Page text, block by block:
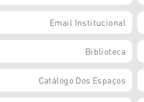
Email Institucional
Biblioteca
Catálogo Dos Espaços